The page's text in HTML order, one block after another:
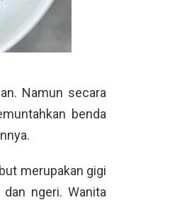
Namun secara
benda
merupakan gigi
ngeri. Wanita